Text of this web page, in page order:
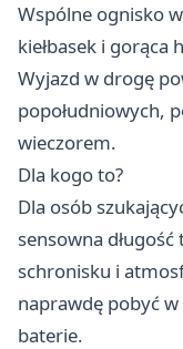
Wspólne ognisko
kiełbasek i gorąca
Wyjazd w drogę
popołudniowych,
wieczorem.
Dla kogo to?
Dla osób
sensowna
schronisku i
naprawdę pobyć
baterie.